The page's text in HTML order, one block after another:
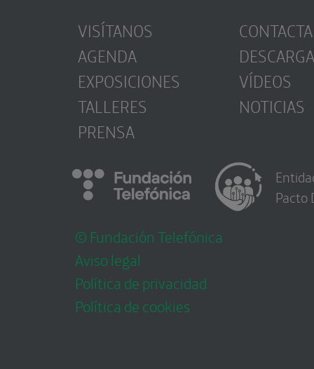
VISÍTANOS
AGENDA
EXPOSICIONES
TALLERES
PRENSA
CONTACTA
VÍDEOS
NOTICIAS
© Fundación Telefónica
Aviso legal
Política de privacidad
Política de cookies
Pacto